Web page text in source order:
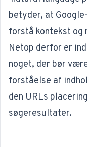
betyder, at
forstå kontekst og
Netop derfor er
noget, der bør
forståelse af
den URLs
søgeresultater.